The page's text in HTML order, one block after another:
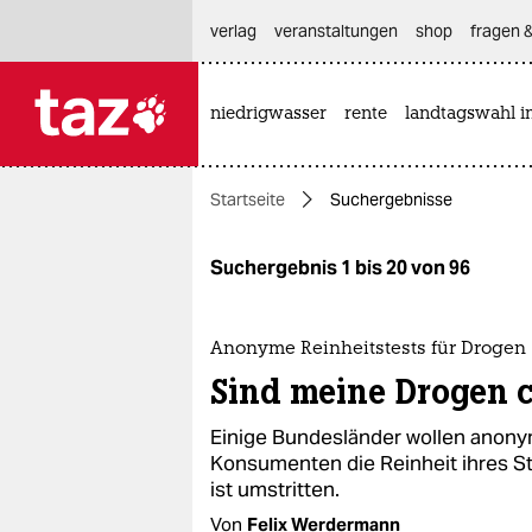
themen
politik
gesellschaft
kultur
sport
verlag
veranstaltungen shop fragen
niedrigwasser rente landtagswahl
Startseite Suchergebnisse
Suchergebnis 1 bis 20 von 96
Anonyme Reinheitstests für Drogen
Sind meine Drogen
Einige Bundesländer wollen
Konsumenten die Reinheit ihres
ist umstritten.
Von Felix Werdermann